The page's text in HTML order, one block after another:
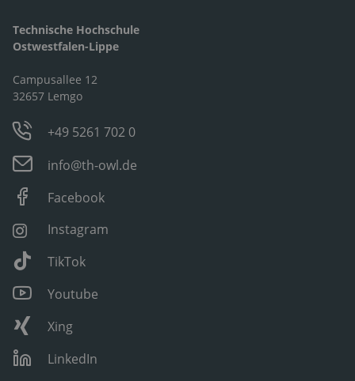
Technische Hochschule
Ostwestfalen-Lippe
Campusallee 12
32657 Lemgo
+49 5261 702 0
info@th-owl.de
Facebook
Instagram
TikTok
Youtube
Xing
LinkedIn